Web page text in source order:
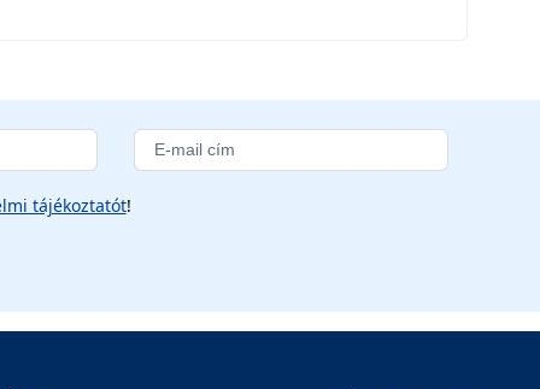
tájékoztatót!